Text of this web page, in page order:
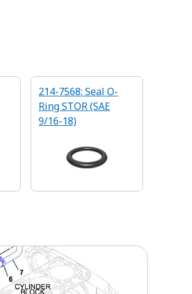
214-7568: Seal O-
Ring STOR (SAE
9/16-18)